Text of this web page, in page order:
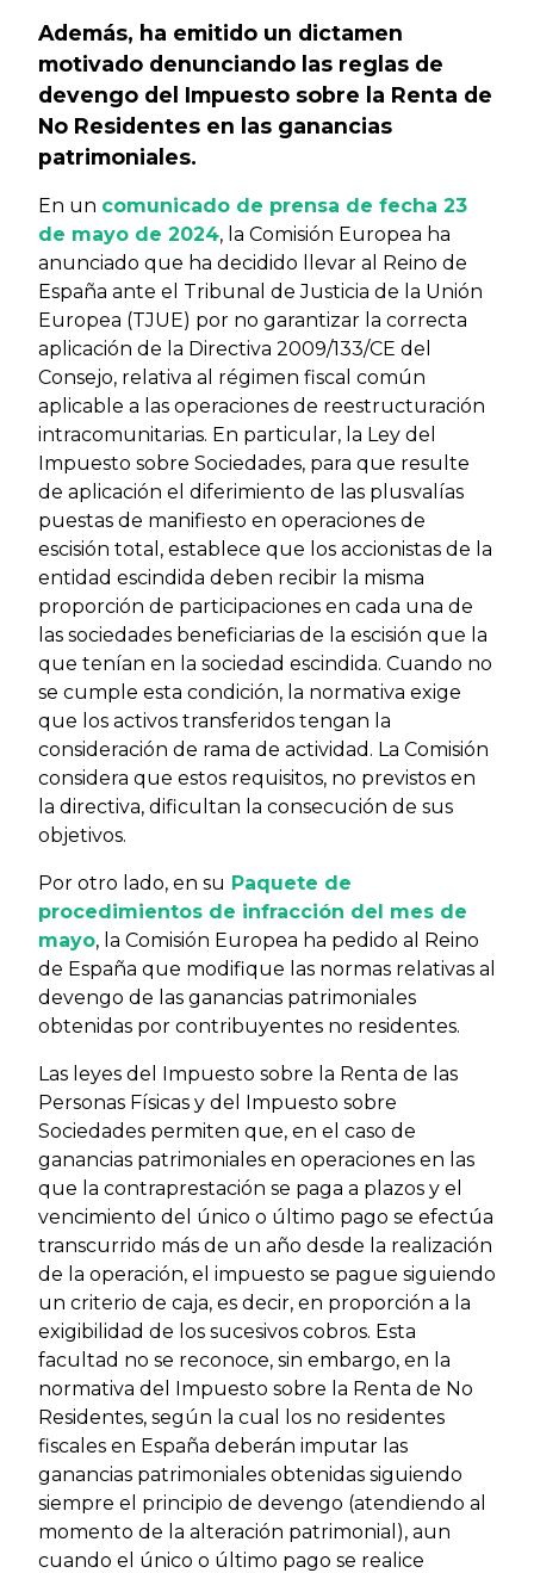
Además, ha emitido un dictamen
motivado denunciando las reglas de
devengo del Impuesto sobre la Renta de
No Residentes en las ganancias
patrimoniales.
En un comunicado de prensa de fecha 23
de mayo de 2024, la Comisión Europea ha
anunciado que ha decidido llevar al Reino de
España ante el Tribunal de Justicia de la Unión
Europea (TJUE) por no garantizar la correcta
aplicación de la Directiva 2009/133/CE del
Consejo, relativa al régimen fiscal común
aplicable a las operaciones de reestructuración
intracomunitarias. En particular, la Ley del
Impuesto sobre Sociedades, para que resulte
de aplicación el diferimiento de las plusvalías
puestas de manifiesto en operaciones de
escisión total, establece que los accionistas de la
entidad escindida deben recibir la misma
proporción de participaciones en cada una de
las sociedades beneficiarias de la escisión que la
que tenían en la sociedad escindida. Cuando no
se cumple esta condición, la normativa exige
que los activos transferidos tengan la
consideración de rama de actividad. La Comisión
considera que estos requisitos, no previstos en
la directiva, dificultan la consecución de sus
objetivos.
Por otro lado, en su Paquete de
procedimientos de infracción del mes de
mayo, la Comisión Europea ha pedido al Reino
de España que modifique las normas relativas al
devengo de las ganancias patrimoniales
obtenidas por contribuyentes no residentes.
Las leyes del Impuesto sobre la Renta de las
Personas Físicas y del Impuesto sobre
Sociedades permiten que, en el caso de
ganancias patrimoniales en operaciones en las
que la contraprestación se paga a plazos y el
vencimiento del único o último pago se efectúa
transcurrido más de un año desde la realización
de la operación, el impuesto se pague siguiendo
un criterio de caja, es decir, en proporción a la
exigibilidad de los sucesivos cobros. Esta
facultad no se reconoce, sin embargo, en la
normativa del Impuesto sobre la Renta de No
Residentes, según la cual los no residentes
fiscales en España deberán imputar las
ganancias patrimoniales obtenidas siguiendo
siempre el principio de devengo (atendiendo al
momento de la alteración patrimonial), aun
cuando el único o último pago se realice